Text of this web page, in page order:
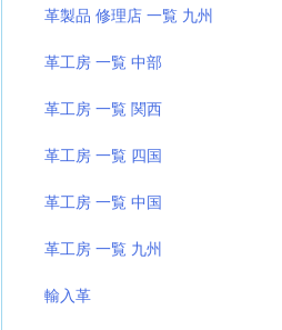
革製品 修理店 一覧 九州
革工房 一覧 中部
革工房 一覧 関西
革工房 一覧 四国
革工房 一覧 中国
革工房 一覧 九州
輸入革